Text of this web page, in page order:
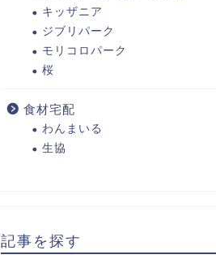
キッザニア
ジブリパーク
モリコロパーク
桜
食材宅配
わんまいる
生協
記事を探す